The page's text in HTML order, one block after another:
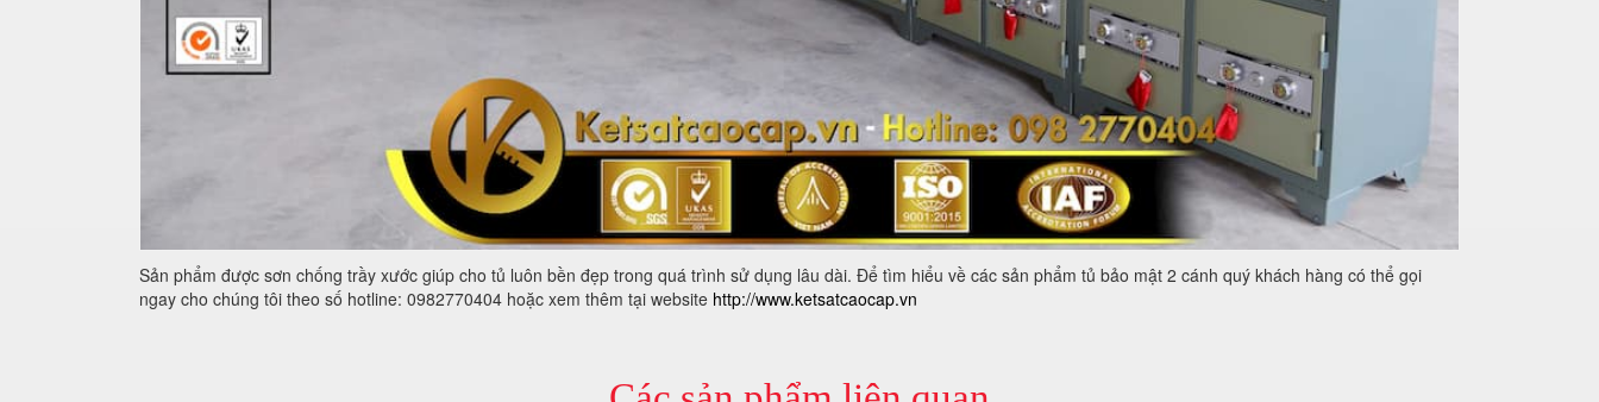
Sản phẩm được sơn chống trầy xước giúp cho tủ luôn bền đẹp trong quá trình sử dụng lâu dài. Để tìm hiểu về các sản phẩm tủ bảo mật 2 cánh quý khách hàng có thể gọi
ngay cho chúng tôi theo số hotline: 0982770404 hoặc xem thêm tại website http://www.ketsatcaocap.vn